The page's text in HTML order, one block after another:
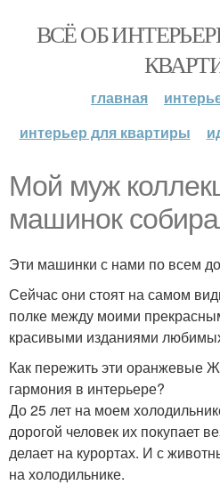
ВСЁ ОБ
главная
интерьер для квартиры
Мой муж
машинок
Эти машинки с нами по всем
Сейчас они стоят на самом
полке между моими
красивыми изданиями любимых
Как пережить эти оранжевые
гармония в интерьере?
До 25 лет на моем
дорогой человек их покупает
делает на курортах. И с
на холодильнике.